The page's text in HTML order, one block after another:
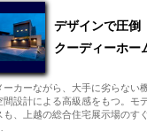
デザインで圧倒
クーディーホー
ーカーながら、大手に劣らない
間設計による高級感をもつ。モ
も、上越の総合住宅展示場のす